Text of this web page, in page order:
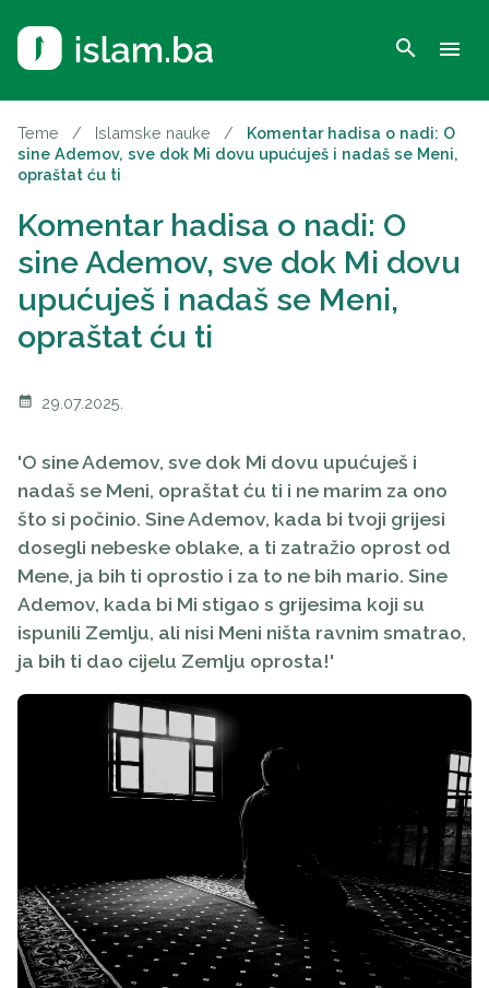
search menu
Teme / Islamske nauke /
Komentar hadisa o nadi: O
sine Ademov, sve dok Mi dovu upućuješ i nadaš se Meni,
opraštat ću ti
Komentar hadisa o nadi: O
sine Ademov, sve dok Mi dovu
upućuješ i nadaš se Meni,
opraštat ću ti
calendar_month 29.07.2025.
'O sine Ademov, sve dok Mi dovu upućuješ i
nadaš se Meni, opraštat ću ti i ne marim za ono
što si počinio. Sine Ademov, kada bi tvoji grijesi
dosegli nebeske oblake, a ti zatražio oprost od
Mene, ja bih ti oprostio i za to ne bih mario. Sine
Ademov, kada bi Mi stigao s grijesima koji su
ispunili Zemlju, ali nisi Meni ništa ravnim smatrao,
ja bih ti dao cijelu Zemlju oprosta!'